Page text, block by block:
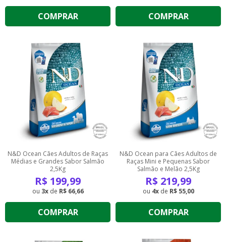
COMPRAR COMPRAR
N&D Ocean Cães Adultos de Raças
Médias e Grandes Sabor Salmão
2,5Kg
R$ 199,99
3 de R$ 66,66
COMPRAR
N&D Ocean para Cães Adultos de
Raças Mini e Pequenas Sabor
Salmão e Melão 2,5Kg
R$ 219,99
4 de R$ 55,00
COMPRAR